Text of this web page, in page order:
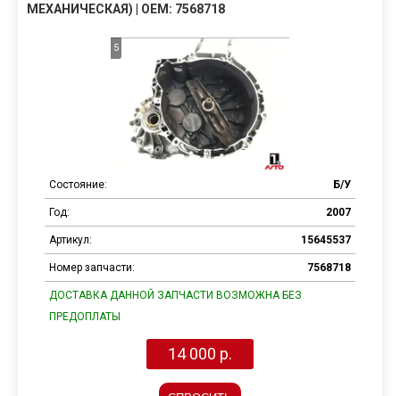
МЕХАНИЧЕСКАЯ) | OEM: 7568718
5
Состояние: Б/У
Год: 2007
Артикул: 15645537
Номер запчасти: 7568718
ДОСТАВКА ДАННОЙ ЗАПЧАСТИ ВОЗМОЖНА БЕЗ
ПРЕДОПЛАТЫ
14 000 р.